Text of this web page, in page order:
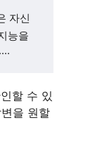
자신
능을
할 수 있
을 원할